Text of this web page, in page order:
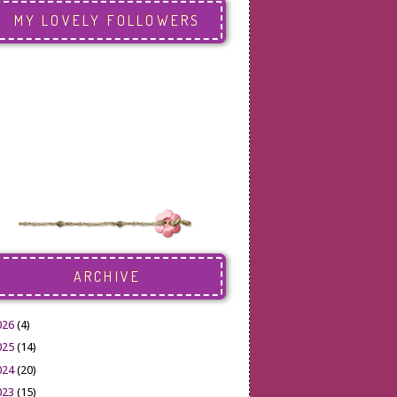
MY LOVELY FOLLOWERS
ARCHIVE
(4)
(14)
(20)
(15)